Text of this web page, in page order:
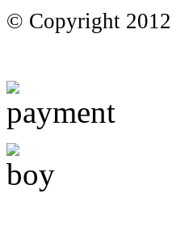
© Copyright 2012